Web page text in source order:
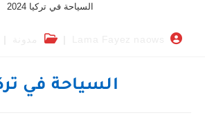
السياحة في تركيا 2024
السياحة في